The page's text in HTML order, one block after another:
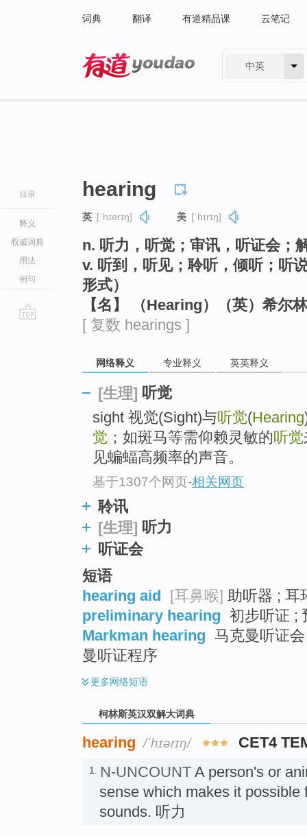
词典 翻译 有道精品课 云笔记
中英
目录
释义
权威词典
用法
例句
hearing
英 [ˈhɪərɪŋ] 美 [ˈhɪrɪŋ]
n. 听力，听觉；审讯，听证会；
v. 听到，听见；聆听，倾听；听
形式）
【名】 （Hearing）（英）希尔
[ 复数 hearings ]
网络释义 专业释义 英英释义
[生理] 听觉
sight 视觉(Sight)与听觉(Hearing
觉 ；如斑马等需仰赖灵敏的听觉
见蝙蝠高频率的声音。
基于1307个网页-相关网页
聆讯
[生理] 听力
听证会
短语
hearing aid [耳鼻喉] 助听器 ; 耳
preliminary hearing 初步听证 ;
Markman hearing 马克曼听证
曼听证程序
更多网络短语
柯林斯英汉双解大词典
hearing /ˈhɪərɪŋ/ CET4
1. N-UNCOUNT A person's or
sense which makes it possible
sounds. 听力